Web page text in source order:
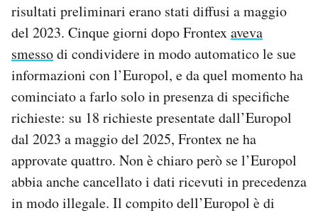
risultati preliminari erano stati diffusi a maggio
del 2023. Cinque giorni dopo Frontexaveva
smessodi condividere in modo automatico le sue
informazioni con l’Europol, e da quel momento ha
cominciato a farlo solo in presenza di specifiche
richieste: su 18 richieste presentate dall’Europol
dal 2023 a maggio del 2025, Frontex ne ha
approvate quattro. Non è chiaro però se l’Europol
abbia anche cancellato i dati ricevuti in precedenza
in modo illegale. Il compito dell’Europol è di